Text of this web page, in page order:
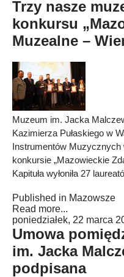
Trzy nasze
konkursu
Muzealne –
Muzeum im. Jacka
Kazimierza Pułaskiego w
Instrumentów Muzycznych
konkursie „Mazowieckie
Kapituła wyłoniła 27
Published in Mazowsze
Read more...
poniedziałek, 22 marca
Umowa
im. Jacka
podpisana